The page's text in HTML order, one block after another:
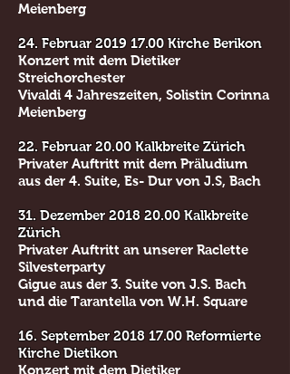
Meienberg
24. Februar 2019 17.00 Kirche Berikon
Konzert mit dem Dietiker
Streichorchester
Vivaldi 4 Jahreszeiten, Solistin Corinna
Meienberg
22. Februar 20.00 Kalkbreite Zürich
Privater Auftritt mit dem Präludium
aus der 4. Suite, Es- Dur von J.S, Bach
31. Dezember 2018 20.00 Kalkbreite
Zürich
Privater Auftritt an unserer Raclette
Silvesterparty
Gigue aus der 3. Suite von J.S. Bach
und die Tarantella von W.H. Square
16. September 2018 17.00 Reformierte
Kirche Dietikon
Konzert mit dem Dietiker